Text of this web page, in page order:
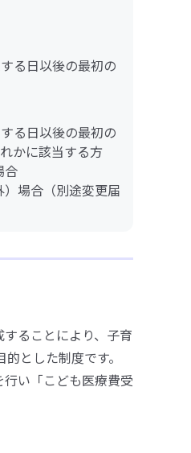
る日以後の最初の
る日以後の最初の
かに該当する方
合
場合（別途変更届
ることにより、子育
とした制度です。
い「こども医療費受